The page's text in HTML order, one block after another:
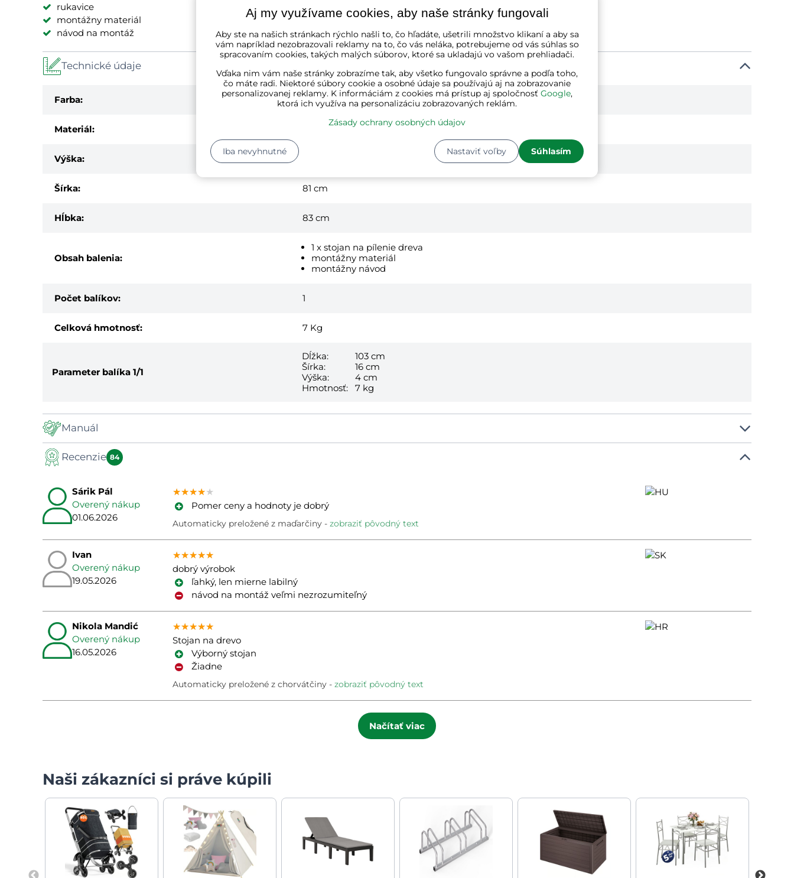
rukavice
montážny materiál
návod na montáž
Technické údaje
Farba: strieborná
Materiál:
Výška:
Šírka: 81 cm
Hĺbka: 83 cm
Obsah balenia:
1 x stojan na pílenie dreva
montážny materiál
montážny návod
Počet balíkov: 1
Celková hmotnosť: 7 Kg
Parameter balíka 1/1
Dĺžka:
103 cm
Šírka:
16 cm
Výška:
4 cm
Hmotnosť:
7 kg
Manuál
Manuál
Recenzie 84
Sárik Pál
Overený nákup
01.06.2026
★★★★★
★★★★★
★★★★★
Pomer ceny a hodnoty je dobrý
Automaticky preložené z maďarčiny zobraziť pôvodný text
Ivan
Overený nákup
19.05.2026
★★★★★
★★★★★
★★★★★
dobrý výrobok
ľahký, len mierne labilný
návod na montáž veľmi nezrozumiteľný
Nikola Mandić
Overený nákup
16.05.2026
★★★★★
★★★★★
★★★★★
Stojan na drevo
Výborný stojan
Žiadne
Automaticky preložené z chorvátčiny zobraziť pôvodný text
Načítať viac
Naši zákazníci si práve kúpili
Aj my využívame cookies, aby naše stránky fungovali
Aby ste na našich stránkach rýchlo našli to, čo hľadáte, ušetrili množstvo klikaní a aby sa
vám napríklad nezobrazovali reklamy na to, čo vás neláka, potrebujeme od vás súhlas so
spracovaním cookies, takých malých súborov, ktoré sa ukladajú vo vašom prehliadači.
Vďaka nim vám naše stránky zobrazíme tak, aby všetko fungovalo správne a podľa toho,
čo máte radi. Niektoré súbory cookie a osobné údaje sa používajú aj na zobrazovanie
personalizovanej reklamy. K informáciám z cookies má prístup aj spoločnosť Google,
ktorá ich využíva na personalizáciu zobrazovaných reklám.
Zásady ochrany osobných údajov
Nastaviť voľby Súhlasím
Iba nevyhnutné